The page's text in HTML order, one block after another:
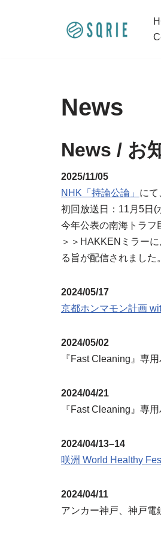
News
News / お
2025/11/05
NHK「持論公論」 にて
初回放送日：11月5日(
今年公表の南海トラフ
＞＞HAKKENミラー
る旨が配信されました。
2024/05/17
京都ホンマモン計画
2024/05/02
『Fast Cleaning』専
2024/04/21
『Fast Cleaning』専
2024/04/13–14
咲洲 World Healthy
2024/04/11
アンカー神戸、神戸電